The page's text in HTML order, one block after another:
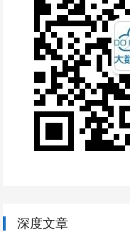
深度文章